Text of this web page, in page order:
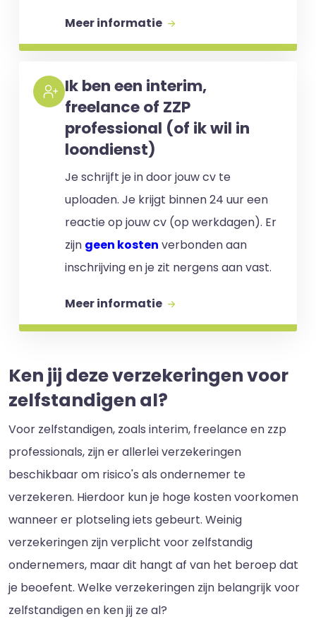
Meer informatie
Ik ben een interim,
freelance of ZZP
professional (of ik wil in
loondienst)
Je schrijft je in door jouw cv te
uploaden. Je krijgt binnen 24 uur een
reactie op jouw cv (op werkdagen). Er
zijn geen kosten verbonden aan
inschrijving en je zit nergens aan vast.
Meer informatie
Ken jij deze verzekeringen voor
zelfstandigen al?
Voor zelfstandigen, zoals interim, freelance en zzp
professionals, zijn er allerlei verzekeringen
beschikbaar om risico's als ondernemer te
verzekeren. Hierdoor kun je hoge kosten voorkomen
wanneer er plotseling iets gebeurt. Weinig
verzekeringen zijn verplicht voor zelfstandig
ondernemers, maar dit hangt af van het beroep dat
je beoefent. Welke verzekeringen zijn belangrijk voor
zelfstandigen en ken jij ze al?